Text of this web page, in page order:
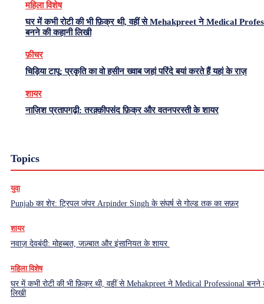
महिला विशेष
घर में कभी रोटी की भी फ़िक्र थी, वहीं से Mehakpreet ने Medical
बनने की कहानी लिखी
फ़ीचर
चिड़िया टापू: प्रकृति का वो हसीन ख्वाब जहां परिंदे बयां करते हैं यहां के राज़
शायर
नाज़िश प्रतापगढ़ी: तरक़्क़ीपसंद फ़िक्र और वतनपरस्ती के शायर
Topics
युवा
Punjab का शेर: ट्रिपल जंपर Arpinder Singh के संघर्ष से गोल्ड तक का सफ़र
शायर
नवाज़ देवबंदी: मोहब्बत, जज़्बात और इंसानियत के शायर
महिला विशेष
घर में कभी रोटी की भी फ़िक्र थी, वहीं से Mehakpreet ने Medical Professional बनने
लिखी